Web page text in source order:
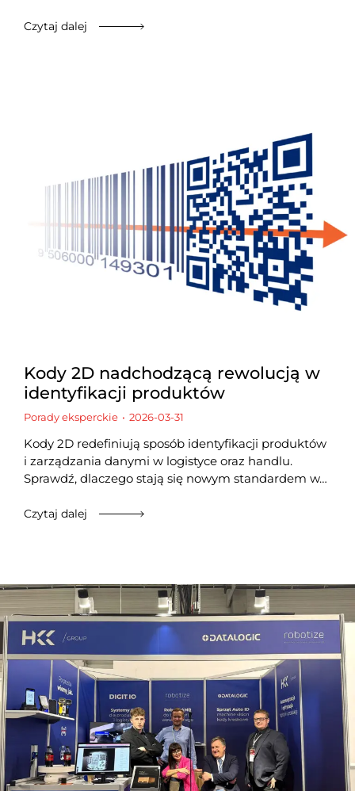
Czytaj dalej
Kody 2D nadchodzącą rewolucją w
identyfikacji produktów
Porady eksperckie 2026-03-31
Kody 2D redefiniują sposób identyfikacji produktów
i zarządzania danymi w logistyce oraz handlu.
Sprawdź, dlaczego stają się nowym standardem w…
Czytaj dalej